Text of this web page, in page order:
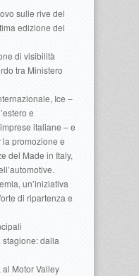
sulle rive del
edizione del
di visibilità
tra Ministero
Ice –
e
italiane – e
promozione e
del Made in Italy,
un’iniziativa
di ripartenza e
dalla
Motor Valley